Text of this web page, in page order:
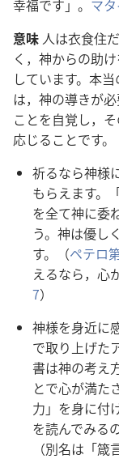
幸福です」。 マ
意味 人は衣食住
く，神からの助
しています。本当
は，神の導きが
ことを自覚し，
応じることです。
祈るなら神様
もらえます。
を全て神に委
う。神は優し
す。（ペテロ
えるなら，心
7）
神様を身近に
で取り上げた
書は神の考え
とで心が満た
力」を身に付
を読んでみる
（別名は「箴